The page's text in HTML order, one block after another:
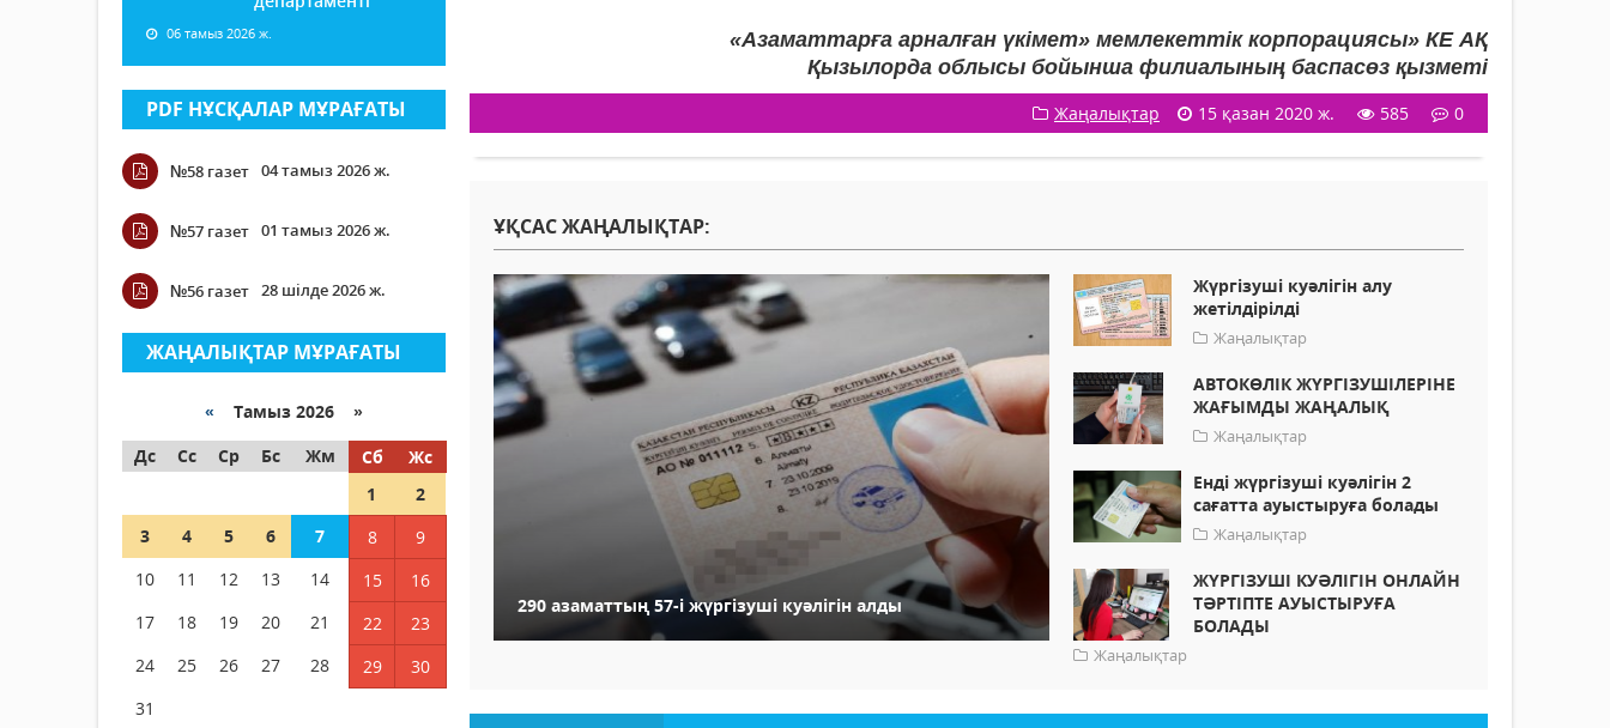
06 тамыз 2026 ж.
PDF НҰСҚАЛАР МҰРАҒАТЫ
№58 газет 04 тамыз 2026 ж.
№57 газет 01 тамыз 2026 ж.
№56 газет 28 шілде 2026 ж.
ЖАҢАЛЫҚТАР МҰРАҒАТЫ
« Тамыз 2026 »
Дс
Сс Ср Бс Жм Сб
Жс
1
2
3
4 5 6 7 8
9
10
11 12 13 14 15
16
17
18 19 20 21 22
23
24
25 26 27 28 29
30
31
«Азаматтарға арналған үкімет» мемлекеттік корпорациясы» КЕ АҚ
Қызылорда облысы бойынша филиалының баспасөз қызметі
Жаңалықтар 15 қазан 2020 ж. 585 0
ҰҚСАС ЖАҢАЛЫҚТАР:
290 азаматтың 57-і жүргізуші куәлігін алды
Жүргізуші куәлігін алу
жетілдірілді
Жаңалықтар
АВТОКӨЛІК ЖҮРГІЗУШІЛЕРІНЕ
ЖАҒЫМДЫ ЖАҢАЛЫҚ
Жаңалықтар
Енді жүргізуші куәлігін 2
сағатта ауыстыруға болады
Жаңалықтар
ЖҮРГІЗУШІ КУӘЛІГІН ОНЛАЙН
ТӘРТІПТЕ АУЫСТЫРУҒА
БОЛАДЫ
Жаңалықтар